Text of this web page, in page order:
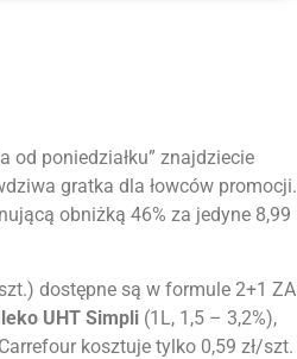
od poniedziałku” znajdziecie
gratka dla łowców promocji.
obniżką 46% za jedyne 8,99
dostępne są w formule 2+1 ZA
UHT Simpli (1L, 1,5 – 3,2%),
kosztuje tylko 0,59 zł/szt.